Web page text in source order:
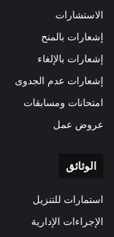
الاستشارات
إشعارات بالمنح
إشعارات بالإلغاء
إشعارات عدم الجدوى
امتحانات ومسابقات
عروض عمل
الوثائق
استمارات للتنزيل
الإجراءات الإدارية